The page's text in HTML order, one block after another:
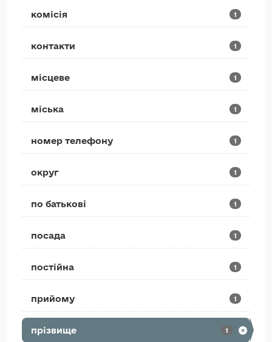
комісія 1
контакти 1
місцеве 1
міська 1
номер телефону 1
округ 1
по батькові 1
посада 1
постійна 1
прийому 1
прізвище 1